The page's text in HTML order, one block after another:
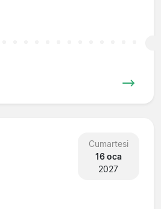
Cumartesi
16 oca
2027